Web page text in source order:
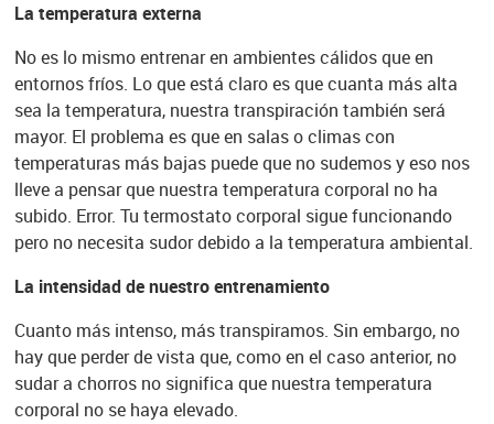
La temperatura externa
No es lo mismo entrenar en ambientes cálidos que en
entornos fríos. Lo que está claro es que cuanta más alta
sea la temperatura, nuestra transpiración también será
mayor. El problema es que en salas o climas con
temperaturas más bajas puede que no sudemos y eso nos
lleve a pensar que nuestra temperatura corporal no ha
subido. Error. Tu termostato corporal sigue funcionando
pero no necesita sudor debido a la temperatura ambiental.
La intensidad de nuestro entrenamiento
Cuanto más intenso, más transpiramos. Sin embargo, no
hay que perder de vista que, como en el caso anterior, no
sudar a chorros no significa que nuestra temperatura
corporal no se haya elevado.